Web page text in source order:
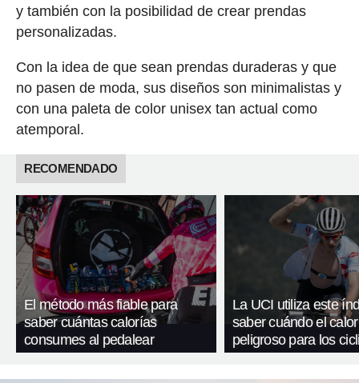
y también con la posibilidad de crear prendas
personalizadas.
Con la idea de que sean prendas duraderas y que
no pasen de moda, sus diseños son minimalistas y
con una paleta de color unisex tan actual como
atemporal.
RECOMENDADO
El método más fiable para
saber cuántas calorías
consumes al pedalear
La UCI utiliza este
saber cuándo el
peligroso para los